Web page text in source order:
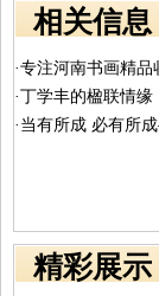
相关信息
·专注河南书画精
·丁学丰的楹联情缘
·当有所成 必有所
精彩展示